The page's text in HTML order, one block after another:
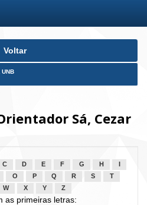
Voltar
UNB
Sá, Cezar
C D E F G H
O P Q R S
T
W X Y Z
as primeiras letras: